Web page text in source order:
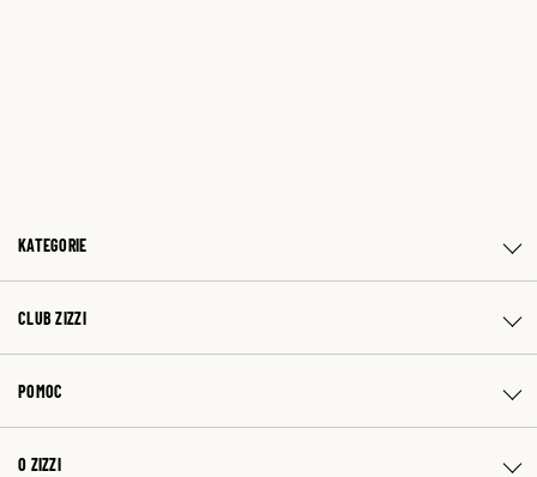
KATEGORIE
CLUB ZIZZI
POMOC
O ZIZZI